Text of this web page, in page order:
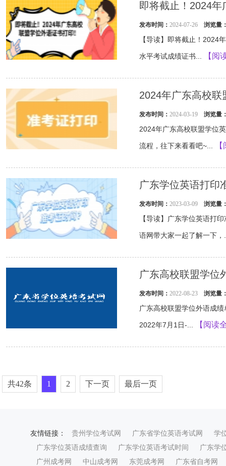
即将截止！2024
发布时间： 2024-07-26 浏览量
【导读】即将截止！2024
水平考试成绩证书... 【阅
2024年广东高校
发布时间： 2024-03-19 浏览量
2024年广东高校联盟学位
流程，往下来看看吧~...
广东学位英语打印
发布时间： 2023-03-09 浏览量
【导读】广东学位英语打
语网带大家一起了解一下
广东高校联盟学位
发布时间： 2022-08-23 浏览量
广东高校联盟学位外语成
2022年7月1日-... 【阅读
共42条 1 2 下一页 最后一页
友情链接： 贵州学位考试网 广东省学位英语考试网
学
广东学位英语成绩查询
广东学位英语考试时间
广东学
广州成考网
中山成考网 东莞成考网
广东省自考网